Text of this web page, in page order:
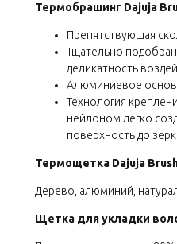
Термобрашинг Dajuja
Препятствующая
Тщательно
деликатность
Алюминиевое
Технология
нейлоном легко
поверхность до
Термощетка Dajuja
Дерево, алюминий,
Щетка для укладки